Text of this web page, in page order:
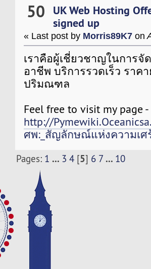
50 UK Web Hosting
signed up
« Last post by Morris89K7 on
เราคือผู้เชี่ยวชาญในการ
อาชีพ บริการรวดเร็ว ราค
ปริมณฑล
Feel free to visit my page -
http://
ศพ:_สัญลักษณ์แห่งความเศ
Pages: 1 ... 3 4 [5] 6 7 ... 10